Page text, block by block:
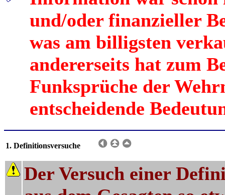
und/oder finanzieller
was am billigsten
andererseits hat zum
Funksprüche der
entscheidende
1. Definitionsversuche
Der Versuch einer